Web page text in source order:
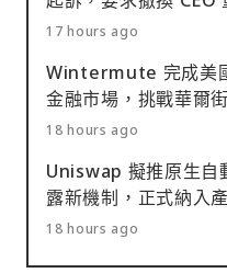
17 hours ago
Wintermute 完成美
金融市場，挑戰華爾
18 hours ago
Uniswap 擬推原生自
露新機制，正式納入
18 hours ago